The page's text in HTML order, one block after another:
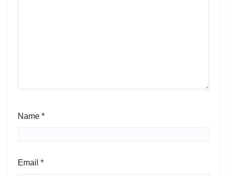
Name *
Email *